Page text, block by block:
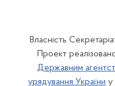
Власність
Проект
Державним
урядування України у